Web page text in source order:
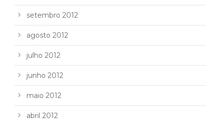
setembro 2012
agosto 2012
julho 2012
junho 2012
maio 2012
abril 2012